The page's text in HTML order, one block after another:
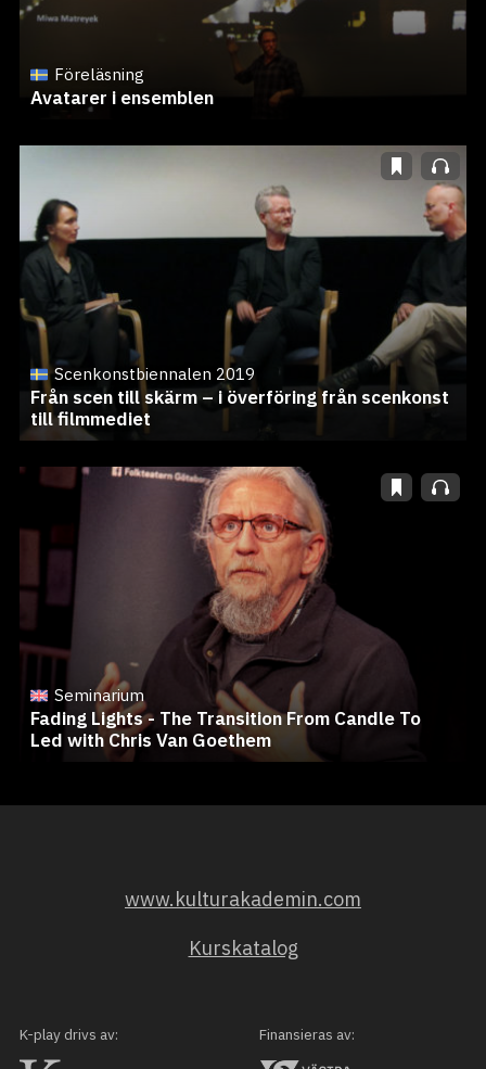
Föreläsning
Avatarer i ensemblen
Scenkonstbiennalen 2019
Från scen till skärm – i överföring från scenkonst
till filmmediet
Seminarium
Fading Lights - The Transition From Candle To
Led with Chris Van Goethem
www.kulturakademin.com
Kurskatalog
K-play drivs av: Finansieras av: